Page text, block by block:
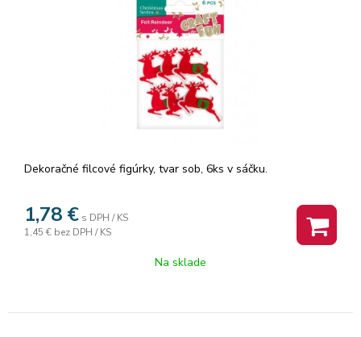
Dekoračné filcové figúrky, tvar sob, 6ks v sáčku.
1,78 € s DPH / KS
1,45 € bez DPH / KS
Na sklade